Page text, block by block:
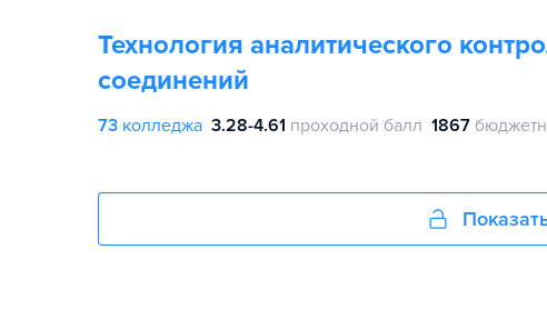
Технология аналитического
соединений
73 колледжа 3.28-4.61 проходной балл 1867